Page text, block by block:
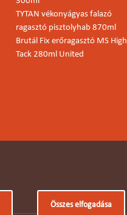
TYTAN vékonyágyas falazó
ragasztó pisztolyhab 870ml
Brutál Fix erőragasztó MS High
Tack 280ml United
Összes elfogadása